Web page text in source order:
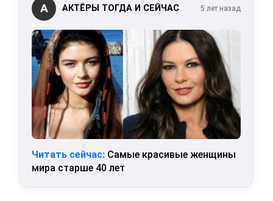
А АКТЁРЫ ТОГДА И СЕЙЧАС 5 лет назад
Читать сейчас: Самые красивые женщины
мира старше 40 лет